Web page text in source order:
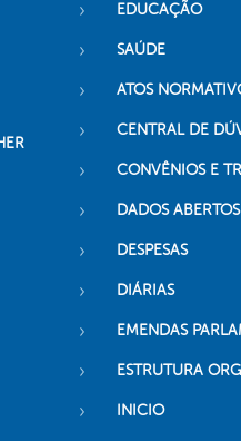
EDUCAÇÃO
SAÚDE
ATOS
CENTRAL DE
CONVÊNIOS E
DADOS ABERTOS
DESPESAS
DIÁRIAS
EMENDAS
ESTRUTURA
INICIO